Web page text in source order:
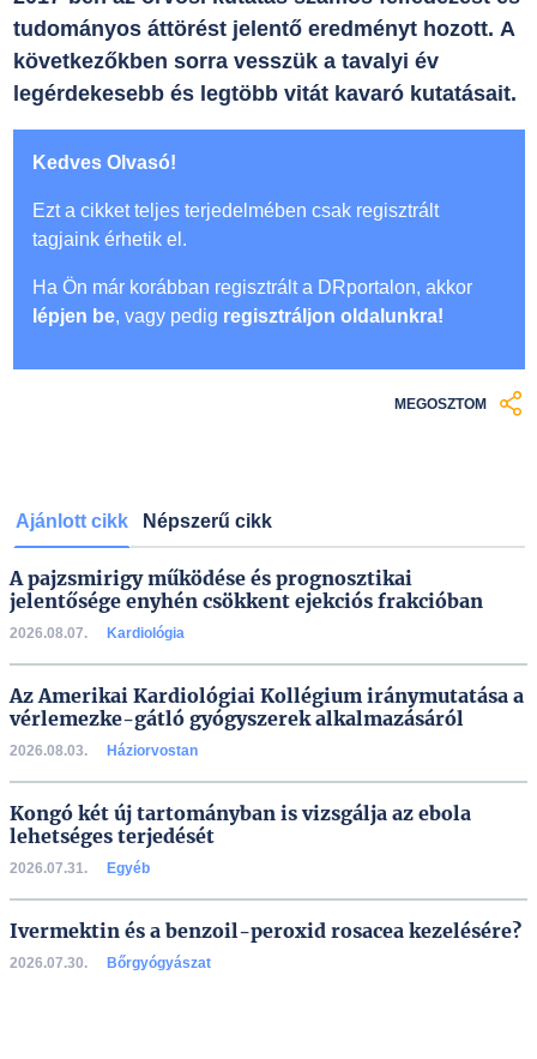
tudományos áttörést jelentő eredményt hozott. A
következőkben sorra vesszük a tavalyi év
legérdekesebb és legtöbb vitát kavaró kutatásait.
Kedves Olvasó!
Ezt a cikket teljes terjedelmében csak regisztrált
tagjaink érhetik el.
Ha Ön már korábban regisztrált a DRportalon, akkor
lépjen be, vagy pedig regisztráljon oldalunkra!
MEGOSZTOM
Ajánlott cikk Népszerű cikk
A pajzsmirigy működése és prognosztikai
jelentősége enyhén csökkent ejekciós frakcióban
2026.08.07. Kardiológia
Az Amerikai Kardiológiai Kollégium iránymutatása a
vérlemezke-gátló gyógyszerek alkalmazásáról
2026.08.03. Háziorvostan
Kongó két új tartományban is vizsgálja az ebola
lehetséges terjedését
2026.07.31. Egyéb
Ivermektin és a benzoil-peroxid rosacea kezelésére?
2026.07.30. Bőrgyógyászat